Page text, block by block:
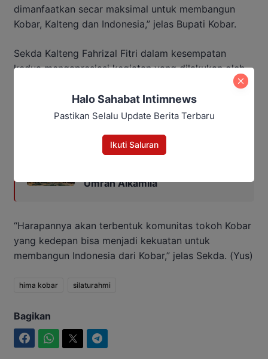
dimanfaatkan secar maksimal untuk membangun
Kobar, Kalteng dan Indonesia,” jelas Bupati Kobar.
Sekda Kalteng Fahrizal Fitri dalam kesempatan
kedua mengapresiasi kegiatan yang dilakukan oleh
Hima Kobar yang menghimpun berbagai tokoh Kobar
untuk bersilaturahmi.
Bupati Kobar Hadiri Manasik
Umrah Alkamila
“Harapannya akan terbentuk komunitas tokoh Kobar
yang kedepan bisa menjadi kekuatan untuk
membangun Indonesia dari Kobar,” jelas Sekda. (Yus)
hima kobar silaturahmi
Bagikan
Halo Sahabat Intimnews
Pastikan Selalu Update Berita Terbaru
Ikuti Saluran